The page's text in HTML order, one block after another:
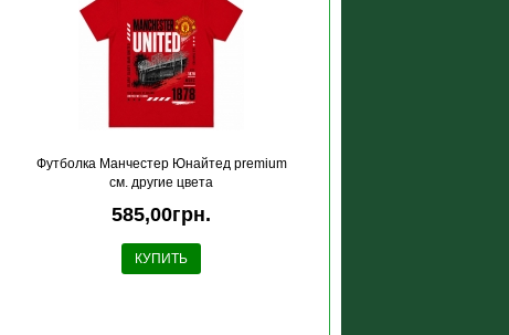
Футболка Манчестер Юнайтед premium
см. другие цвета
585,00грн.
КУПИТЬ